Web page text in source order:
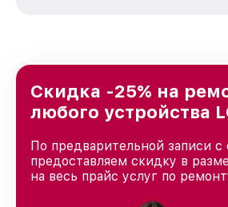
Краснодаре, постоянно
доверия и лояльности наших
Скидка -25% на
любого устройства
По предварительной записи с
предоставляем скидку в
на весь прайс услуг по